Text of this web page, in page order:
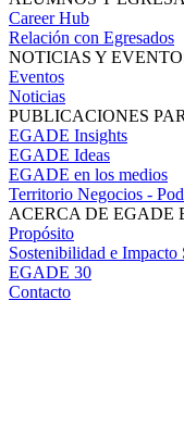
Career Hub
Relación con Egresados
NOTICIAS Y
Eventos
Noticias
PUBLICACIONES
EGADE Insights
EGADE Ideas
EGADE en los medios
Territorio Negocios -
ACERCA DE EGADE
Propósito
Sostenibilidad e Impacto
EGADE 30
Contacto